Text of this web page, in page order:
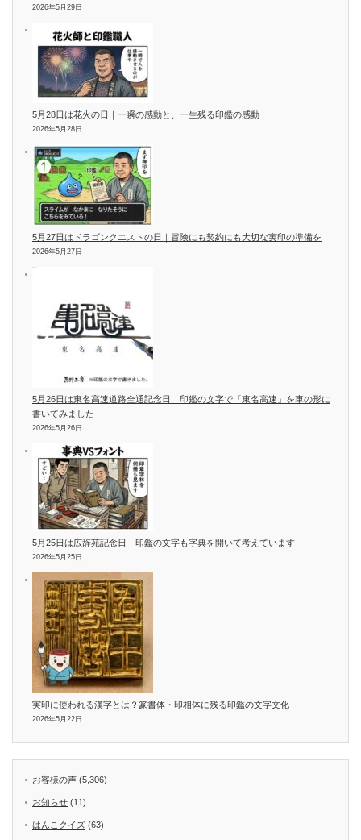
2026年5月29日
5月28日は花火の日｜一瞬の感動と、一生残る印鑑の感動
2026年5月28日
5月27日はドラゴンクエストの日｜冒険にも契約にも大切な実印の準備を
2026年5月27日
5月26日は東名高速道路全通記念日 印鑑の文字で「東名高速」を車の形に
書いてみました
2026年5月26日
5月25日は広辞苑記念日｜印鑑の文字も字典を開いて考えています
2026年5月25日
実印に使われる漢字とは？篆書体・印相体に残る印鑑の文字文化
2026年5月22日
お客様の声 (5,306)
お知らせ (11)
はんこクイズ (63)